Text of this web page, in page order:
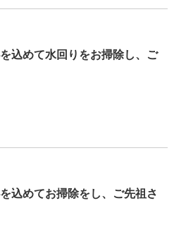
込めて水回りをお掃除し、ご
込めてお掃除をし、ご先祖さ